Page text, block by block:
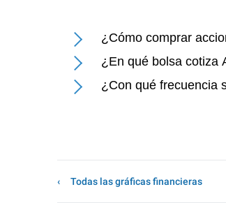
¿Cómo comprar
¿En qué bolsa cotiza
¿Con qué frecuencia
Todas las gráficas financieras